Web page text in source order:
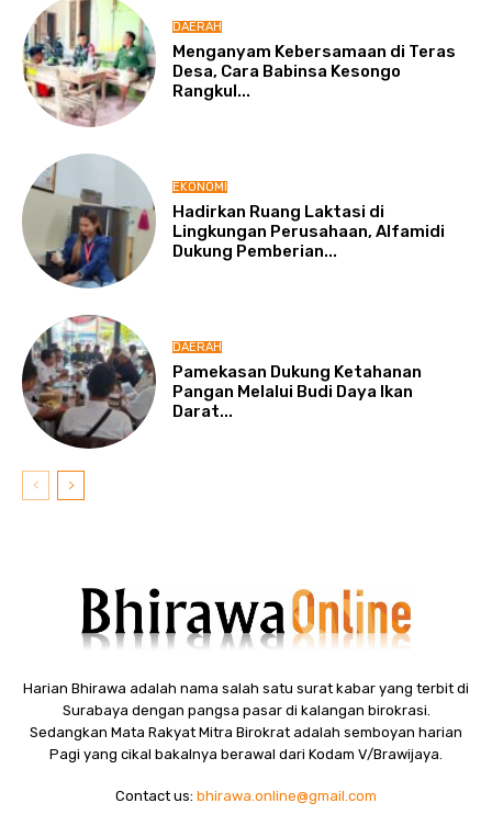
DAERAH
Menganyam Kebersamaan di Teras
Desa, Cara Babinsa Kesongo
Rangkul...
EKONOMI
Hadirkan Ruang Laktasi di
Lingkungan Perusahaan, Alfamidi
Dukung Pemberian...
DAERAH
Pamekasan Dukung Ketahanan
Pangan Melalui Budi Daya Ikan
Darat...
Harian Bhirawa adalah nama salah satu surat kabar yang terbit di
Surabaya dengan pangsa pasar di kalangan birokrasi.
Sedangkan Mata Rakyat Mitra Birokrat adalah semboyan harian
Pagi yang cikal bakalnya berawal dari Kodam V/Brawijaya.
Contact us: bhirawa.online@gmail.com